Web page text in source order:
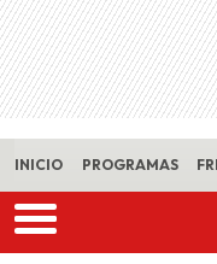
INICIO PROGRAMAS